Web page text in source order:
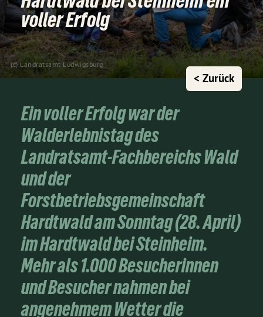
(c) Landratsamt Ludwigsburg
voller Erfolg
< Zurück
Ein voller Erfolg war der
Walderlebnistag des
Landratsamt-Fachbereichs Wald
und der
Forstbetriebsgemeinschaft
Hardtwald am Sonntag (28. April)
im Hardtwald bei Steinheim.
Mehr als 1.000 Besucherinnen
und Besucher nahmen bei
angenehmem Wetter die